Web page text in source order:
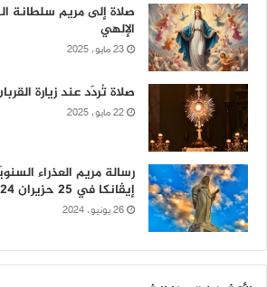
صلاة إلى مريم سلطانة
الإلهي
23 مايو، 2025
صلاة تُردّد عند زيارة
22 مايو، 2025
رسالة مريم العذراء
إيڤانكا في 25 حزيران 2024
26 يونيو، 2024